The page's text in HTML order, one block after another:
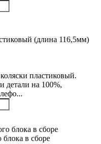
(длина 116,5мм)
пластиковый.
детали на 100%,
в сборе